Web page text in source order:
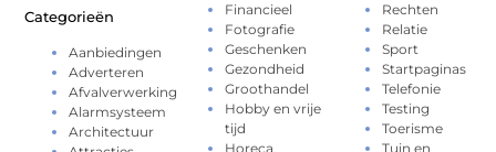
Categorieën
Aanbiedingen
Adverteren
Afvalverwerking
Alarmsysteem
Architectuur
Financieel
Fotografie
Geschenken
Gezondheid
Groothandel
Hobby en vrije
tijd
Horeca
Rechten
Relatie
Sport
Startpaginas
Telefonie
Testing
Toerisme
Tuin en